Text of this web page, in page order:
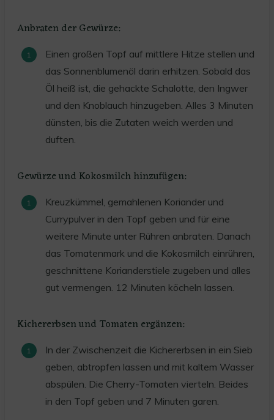
Anbraten der Gewürze:
Einen großen Topf auf mittlere Hitze stellen und
das Sonnenblumenöl darin erhitzen. Sobald das
Öl heiß ist, die gehackte Schalotte, den Ingwer
und den Knoblauch hinzugeben. Alles 3 Minuten
dünsten, bis die Zutaten weich werden und
duften.
Gewürze und Kokosmilch hinzufügen:
Kreuzkümmel, gemahlenen Koriander und
Currypulver in den Topf geben und für eine
weitere Minute unter Rühren anbraten. Danach
das Tomatenmark und die Kokosmilch einrühren,
geschnittene Korianderstiele zugeben und alles
gut vermengen. 12 Minuten köcheln lassen.
Kichererbsen und Tomaten ergänzen:
In der Zwischenzeit die Kichererbsen in ein Sieb
geben, abtropfen lassen und mit kaltem Wasser
abspülen. Die Cherry-Tomaten vierteln. Beides
in den Topf geben und 7 Minuten garen.